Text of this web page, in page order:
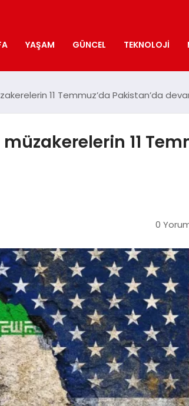
YAŞAM GÜNCEL TEKNOLOJI
11 Temmuz’da Pakistan’da
11
0